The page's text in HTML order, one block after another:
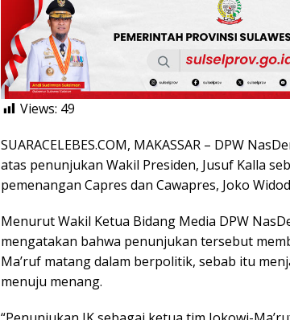
Views: 49
SUARACELEBES.COM, MAKASSAR – DPW
atas penunjukan Wakil Presiden, Jusuf Kalla
pemenangan Capres dan Cawapres, Joko
Menurut Wakil Ketua Bidang Media DPW
mengatakan bahwa penunjukan tersebut
Ma’ruf matang dalam berpolitik, sebab itu
menuju menang.